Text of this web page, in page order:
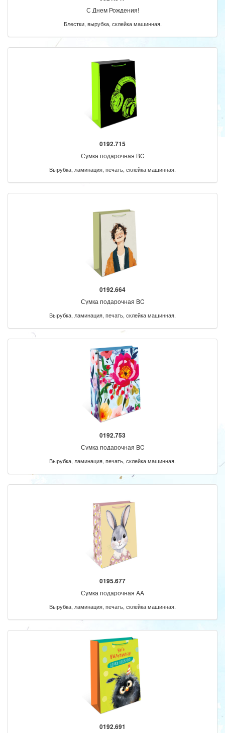
С Днем Рождения!
Блестки, вырубка, склейка машинная.
0192.715
Сумка подарочная BC
Вырубка, ламинация, печать, склейка машинная.
0192.664
Сумка подарочная BC
Вырубка, ламинация, печать, склейка машинная.
0192.753
Сумка подарочная BC
Вырубка, ламинация, печать, склейка машинная.
0195.677
Сумка подарочная AA
Вырубка, ламинация, печать, склейка машинная.
0192.691